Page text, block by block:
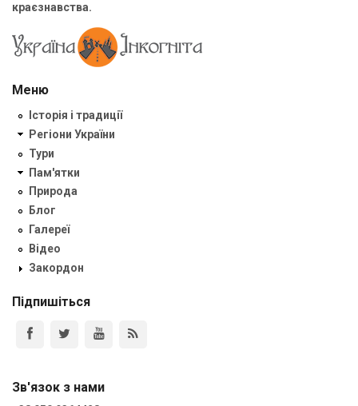
краєзнавства.
Меню
Історія і традиції
Регіони України
Тури
Пам'ятки
Природа
Блог
Галереї
Відео
Закордон
Підпишіться
Зв'язок з нами